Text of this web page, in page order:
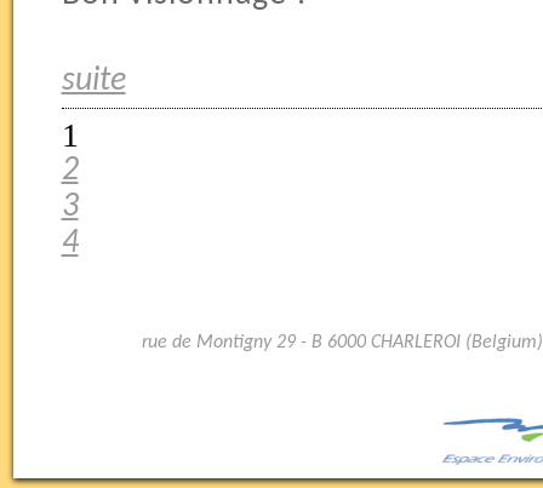
suite
1
2
3
4
rue de Montigny 29 - B 6000 CHARLEROI